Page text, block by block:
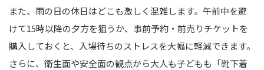
また、雨の日の休日はどこも激しく混雑します。午前中を避
けて15時以降の夕方を狙うか、事前予約・前売りチケットを
購入しておくと、入場待ちのストレスを大幅に軽減できます。
さらに、衛生面や安全面の観点から大人も子どもも「靴下着